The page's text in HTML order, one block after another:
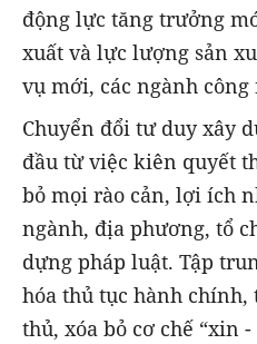
động lực tăng trưởng
xuất và lực lượng sản
vụ mới, các ngành
Chuyển đổi tư duy xây
đầu từ việc kiên quyết
bỏ mọi rào cản, lợi ích
ngành, địa phương, tổ
dựng pháp luật. Tập
hóa thủ tục hành
thủ, xóa bỏ cơ chế “xin